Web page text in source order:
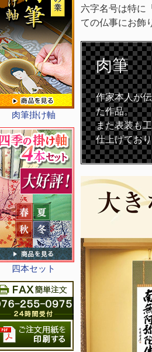
肉筆掛け軸
四本セット
六字名号は特に
ての仏事にお飾
肉筆
作家本人が
た作品。
また表装も
仕上げてお